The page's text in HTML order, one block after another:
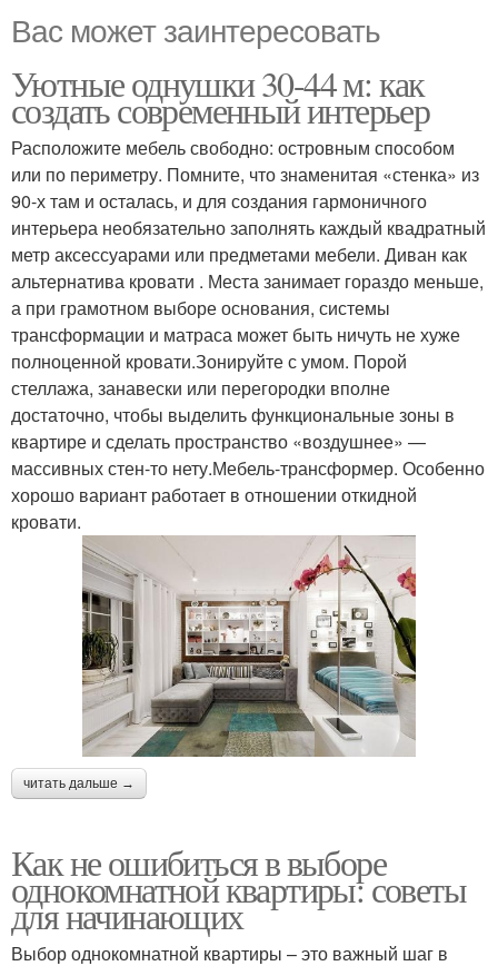
Вас может заинтересовать
Уютные однушки 30-44 м: как
создать современный интерьер
Расположите мебель свободно: островным способом
или по периметру. Помните, что знаменитая «стенка» из
90-х там и осталась, и для создания гармоничного
интерьера необязательно заполнять каждый квадратный
метр аксессуарами или предметами мебели. Диван как
альтернатива кровати . Места занимает гораздо меньше,
а при грамотном выборе основания, системы
трансформации и матраса может быть ничуть не хуже
полноценной кровати.Зонируйте с умом. Порой
стеллажа, занавески или перегородки вполне
достаточно, чтобы выделить функциональные зоны в
квартире и сделать пространство «воздушнее» —
массивных стен-то нету.Мебель-трансформер. Особенно
хорошо вариант работает в отношении откидной
кровати.
читать дальше →
Как не ошибиться в выборе
однокомнатной квартиры: советы
для начинающих
Выбор однокомнатной квартиры – это важный шаг в